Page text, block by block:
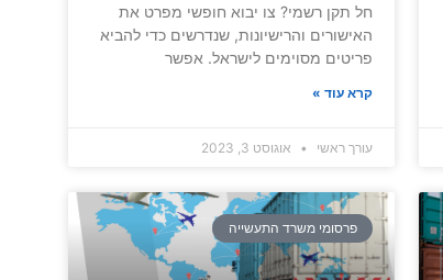
חל תקן רשמי? צו יבוא חופשי מפרט את
האישורים והרישיונות, שנדרשים כדי להביא
פריטים מסוימים לישראל. אפשר
קרא עוד »
עורך ראשי אוגוסט 3, 2023
פרסומי משרד התעשייה